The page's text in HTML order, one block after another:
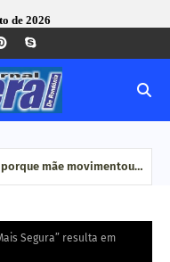
de 2026
mãe movimentou
Segura” resulta em